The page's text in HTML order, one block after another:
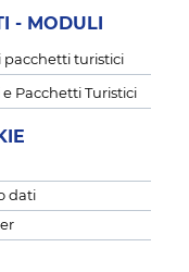
- MODULI
pacchetti turistici
Pacchetti Turistici
dati